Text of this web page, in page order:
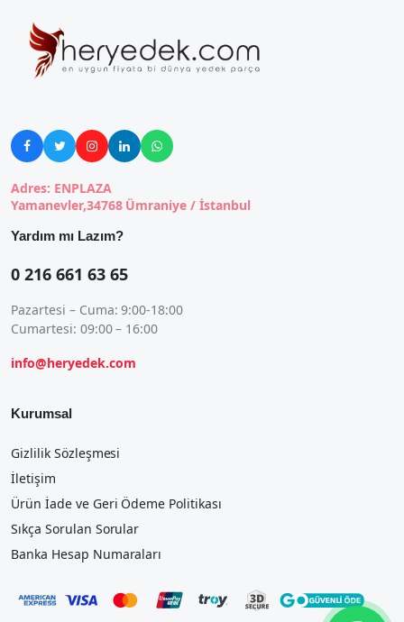
    
Adres: ENPLAZA
Yamanevler,34768 Ümraniye / İstanbul
Yardım mı Lazım?
0 216 661 63 65
Pazartesi – Cuma: 9:00-18:00
Cumartesi: 09:00 – 16:00
info@heryedek.com
Kurumsal
Gizlilik Sözleşmesi
İletişim
Ürün İade ve Geri Ödeme Politikası
Sıkça Sorulan Sorular
Banka Hesap Numaraları